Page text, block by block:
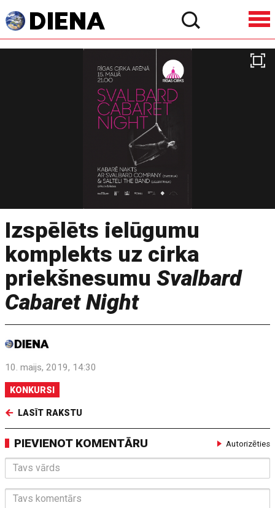
Izspēlēts ielūgumu
komplekts uz cirka
priekšnesumuSvalbard
Cabaret Night
10. maijs, 2019, 14:30
KONKURSI
LASĪT RAKSTU
Autorizēties
PIEVIENOT KOMENTĀRU